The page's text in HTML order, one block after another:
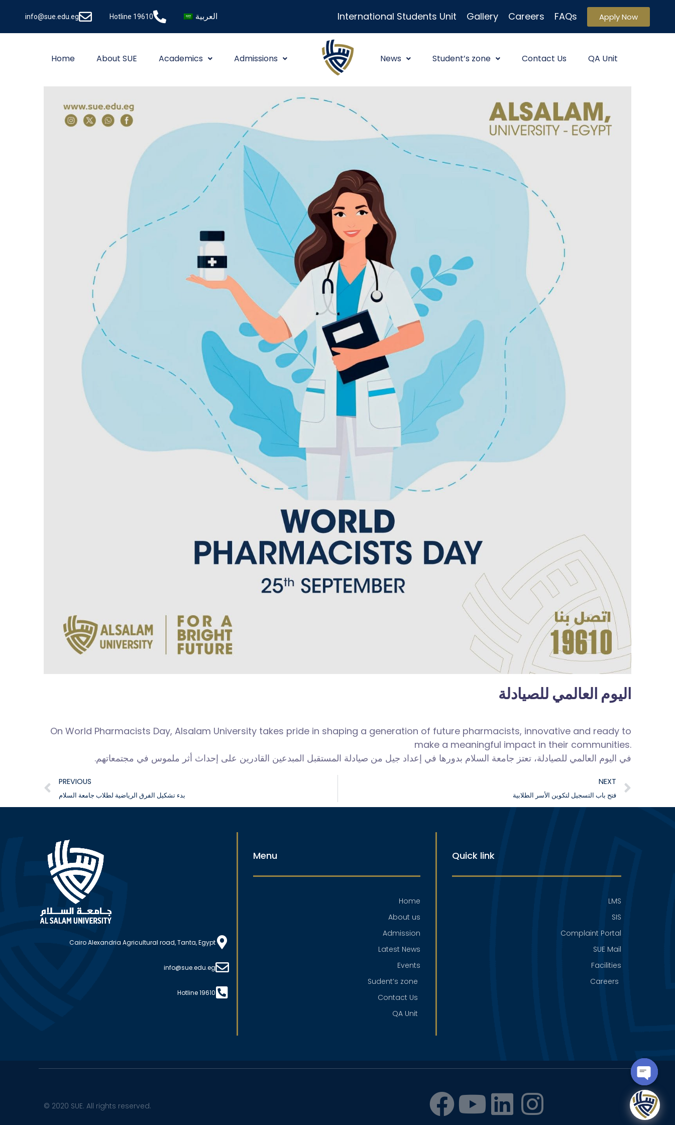
info@sue.edu.eg Hotline 19610 العربية International Students Unit Gallery Careers FAQs Apply Now
Home About SUE Academics Admissions News Student’s zone Contact Us QA Unit
اليوم العالمي للصيادلة
On World Pharmacists Day, Alsalam University takes pride in shaping a generation of future pharmacists, innovative and ready to
make a meaningful impact in their communities.
في اليوم العالمي للصيادلة، تعتز جامعة السلام بدورها في إعداد جيل من صيادلة المستقبل المبدعين القادرين على إحداث أثر ملموس في مجتمعاتهم.
PREVIOUS
بدء تشكيل الفرق الرياضية لطلاب جامعة السلام
NEXT
فتح باب التسجيل لتكوين الأسر الطلابية
Cairo Alexandria Agricultural road, Tanta, Egypt
info@sue.edu.eg
Hotline 19610
Menu
Home
About us
Admission
Latest News
Events
Sudent’s zone
Contact Us
QA Unit
Quick link
LMS
SIS
Complaint Portal
SUE Mail
Facilities
Careers
© 2020 SUE. All rights reserved.
OPEN
CHATY